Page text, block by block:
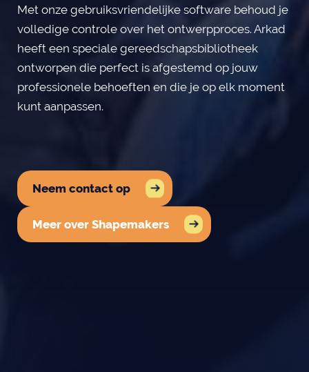
Met onze gebruiksvriendelijke software behoud je
volledige controle over het ontwerpproces. Arkad
heeft een speciale gereedschapsbibliotheek
ontworpen die perfect is afgestemd op jouw
professionele behoeften en die je op elk moment
kunt aanpassen.
Neem contact op
Meer over Shapemakers